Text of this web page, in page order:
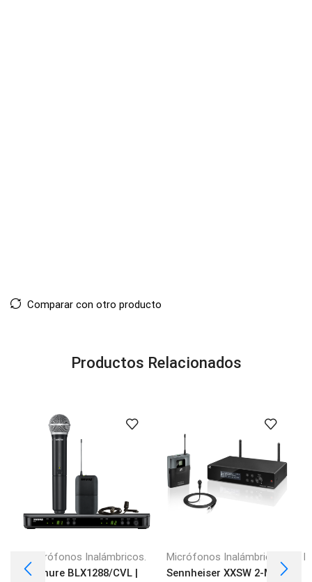
Comparar con otro producto
Productos Relacionados
Micrófonos Inalámbricos.
Shure BLX1288/CVL |
Micrófonos Inalámbricos.
Sennheiser XXSW 2-ME |